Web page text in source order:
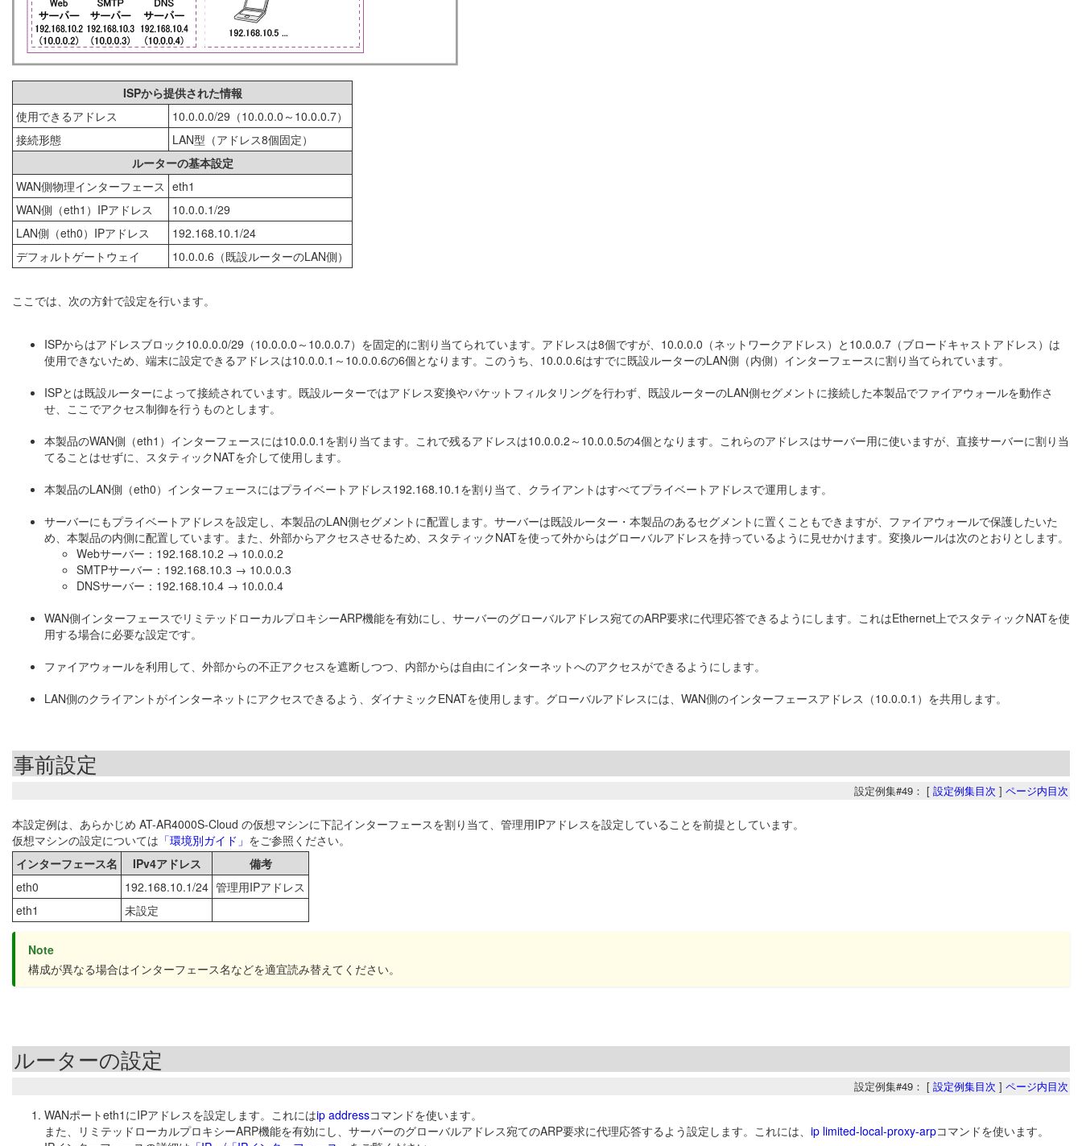
ISPから提供された情報
使用できるアドレス
10.0.0.0/29（10.0.0.0～10.0.0.7）
接続形態
LAN型（アドレス8個固定）
ルーターの基本設定
WAN側物理インターフェース eth1
WAN側（eth1）IPアドレス
10.0.0.1/29
LAN側（eth0）IPアドレス
192.168.10.1/24
デフォルトゲートウェイ
10.0.0.6（既設ルーターのLAN側）
ここでは、次の方針で設定を行います。
ISPからはアドレスブロック10.0.0.0/29（10.0.0.0～10.0.0.7）を固定的に割り当てられています。アドレスは8個ですが、10.0.0.0（ネットワークアドレス）と10.0.0.7（ブロードキャストアドレス）は
使用できないため、端末に設定できるアドレスは10.0.0.1～10.0.0.6の6個となります。このうち、10.0.0.6はすでに既設ルーターのLAN側（内側）インターフェースに割り当てられています。
ISPとは既設ルーターによって接続されています。既設ルーターではアドレス変換やパケットフィルタリングを行わず、既設ルーターのLAN側セグメントに接続した本製品でファイアウォールを動作さ
せ、ここでアクセス制御を行うものとします。
本製品のWAN側（eth1）インターフェースには10.0.0.1を割り当てます。これで残るアドレスは10.0.0.2～10.0.0.5の4個となります。これらのアドレスはサーバー用に使いますが、直接サーバーに割り当
てることはせずに、スタティックNATを介して使用します。
本製品のLAN側（eth0）インターフェースにはプライベートアドレス192.168.10.1を割り当て、クライアントはすべてプライベートアドレスで運用します。
サーバーにもプライベートアドレスを設定し、本製品のLAN側セグメントに配置します。サーバーは既設ルーター・本製品のあるセグメントに置くこともできますが、ファイアウォールで保護したいた
め、本製品の内側に配置しています。また、外部からアクセスさせるため、スタティックNATを使って外からはグローバルアドレスを持っているように見せかけます。変換ルールは次のとおりとします。
Webサーバー：192.168.10.2 → 10.0.0.2
SMTPサーバー：192.168.10.3 → 10.0.0.3
DNSサーバー：192.168.10.4 → 10.0.0.4
WAN側インターフェースでリミテッドローカルプロキシーARP機能を有効にし、サーバーのグローバルアドレス宛てのARP要求に代理応答できるようにします。これはEthernet上でスタティックNATを使
用する場合に必要な設定です。
ファイアウォールを利用して、外部からの不正アクセスを遮断しつつ、内部からは自由にインターネットへのアクセスができるようにします。
LAN側のクライアントがインターネットにアクセスできるよう、ダイナミックENATを使用します。グローバルアドレスには、WAN側のインターフェースアドレス（10.0.0.1）を共用します。
事前設定
設定例集#49： [ 設定例集目次 ] ページ内目次
本設定例は、あらかじめ AT-AR4000S-Cloud の仮想マシンに下記インターフェースを割り当て、管理用IPアドレスを設定していることを前提としています。
仮想マシンの設定については 「環境別ガイド」 をご参照ください。
インターフェース名
IPv4アドレス
備考
eth0
192.168.10.1/24 管理用IPアドレス
eth1
未設定
Note
構成が異なる場合はインターフェース名などを適宜読み替えてください。
ルーターの設定
設定例集#49： [ 設定例集目次 ] ページ内目次
WANポートeth1にIPアドレスを設定します。これにはip addressコマンドを使います。
また、リミテッドローカルプロキシーARP機能を有効にし、サーバーのグローバルアドレス宛てのARP要求に代理応答するよう設定します。これには、 ip limited-local-proxy-arpコマンドを使います。